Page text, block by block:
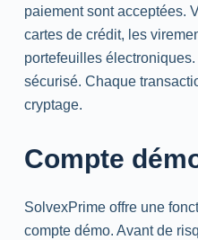
paiement sont acceptées.
cartes de crédit, les
portefeuilles
sécurisé. Chaque
cryptage.
Compte
SolvexPrime offre une
compte démo. Avant de